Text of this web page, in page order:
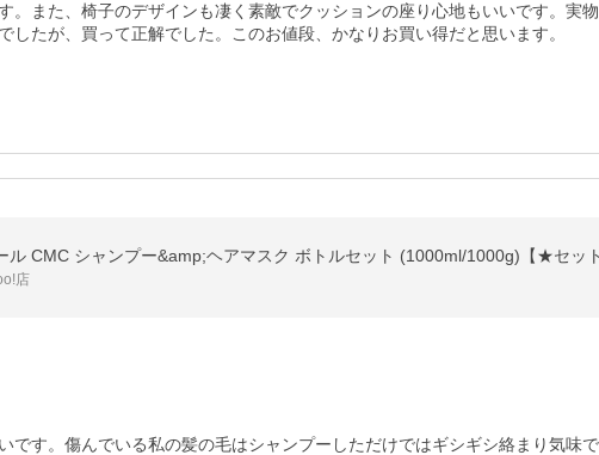
。また、椅子のデザインも凄く素敵でクッションの座り心地もいいです。実物
したが、買って正解でした。このお値段、かなりお買い得だと思います。
ル CMC シャンプー&amp;ヘアマスク ボトルセット (1000ml/1000g)【★セッ
店
です。傷んでいる私の髪の毛はシャンプーしただけではギシギシ絡まり気味で